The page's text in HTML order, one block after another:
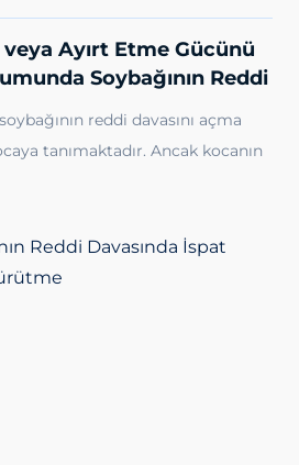
Ayırt Etme Gücünü
Soybağının Reddi
reddi davasını açma
tanımaktadır. Ancak kocanın